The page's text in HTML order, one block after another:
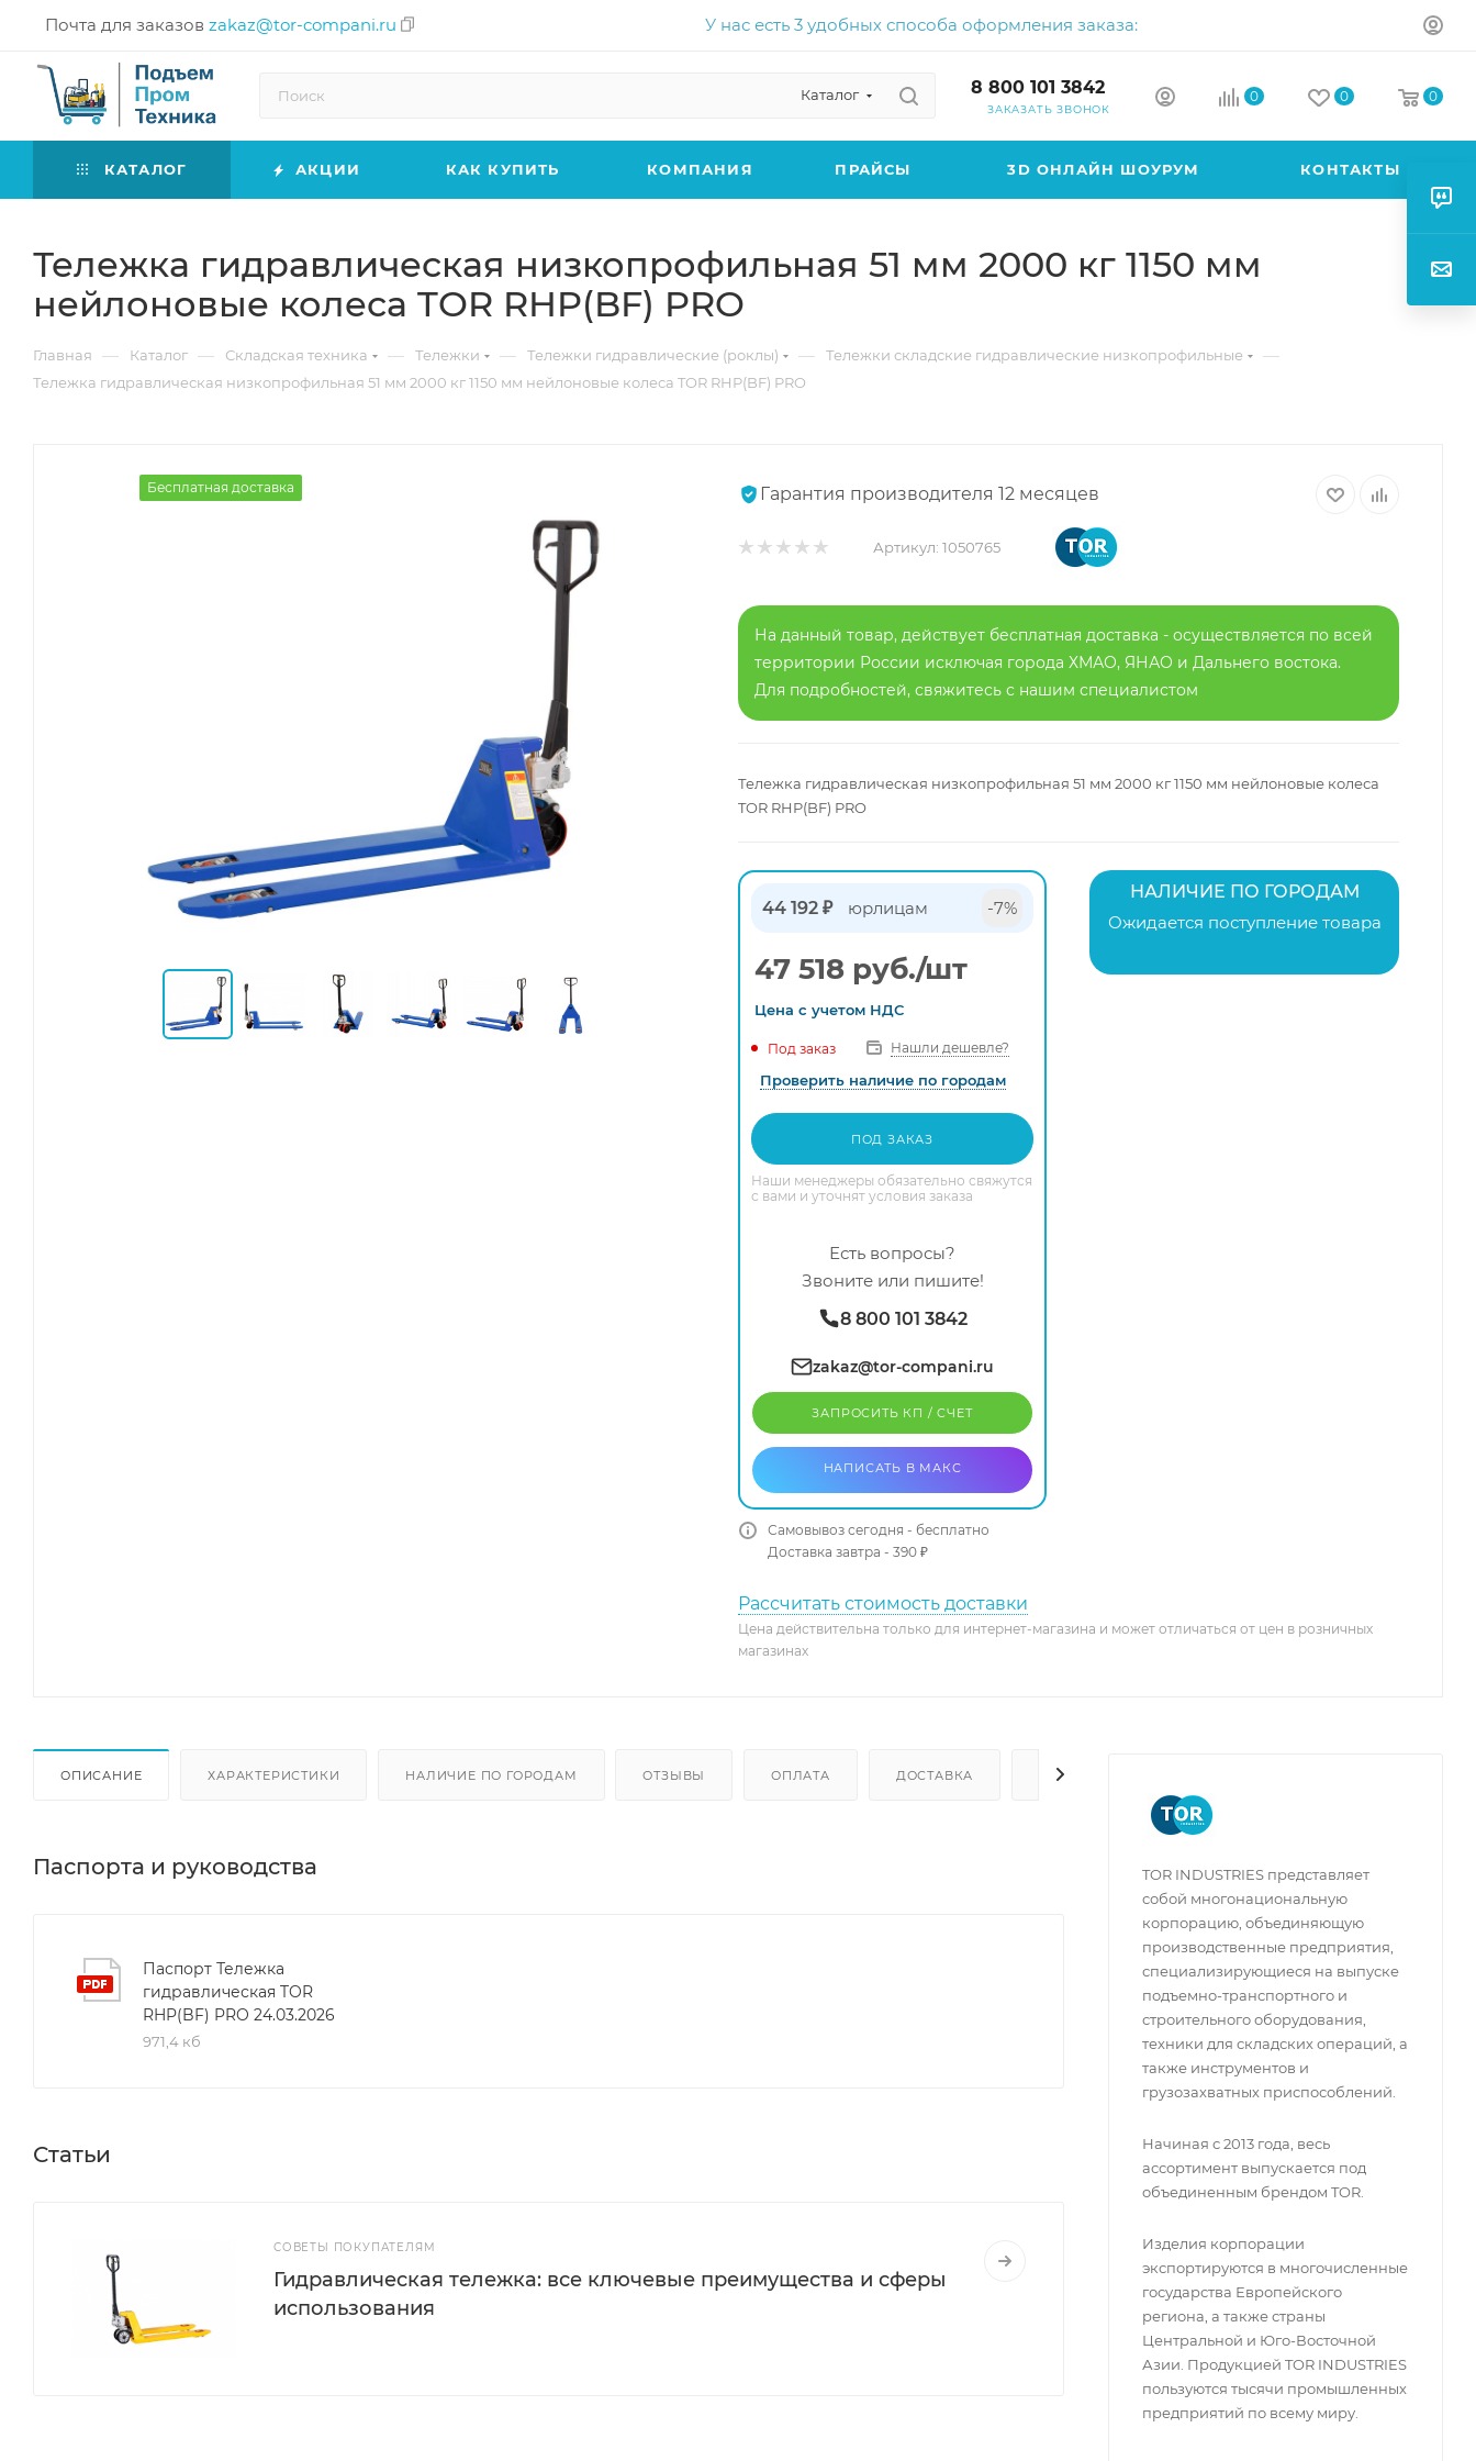
Почта для заказов zakaz@tor-compani.ru У нас есть 3 удобных способа оформления заказа:
Каталог 8 800 101 3842
ЗАКАЗАТЬ ЗВОНОК
0 0 0
КАТАЛОГ АКЦИИ КАК КУПИТЬ КОМПАНИЯ ПРАЙСЫ 3D ОНЛАЙН ШОУРУМ КОНТАКТЫ
Тележка гидравлическая низкопрофильная 51 мм 2000 кг 1150 мм
нейлоновые колеса TOR RHP(BF) PRO
Главная — Каталог — Складская техника — Тележки — Тележки гидравлические (роклы) — Тележки складские гидравлические низкопрофильные —
Тележка гидравлическая низкопрофильная 51 мм 2000 кг 1150 мм нейлоновые колеса TOR RHP(BF) PRO
Бесплатная доставка Гарантия производителя 12 месяцев
Артикул: 1050765
На данный товар, действует бесплатная доставка - осуществляется по всей
территории России исключая города ХМАО, ЯНАО и Дальнего востока.
Для подробностей, свяжитесь с нашим специалистом
Тележка гидравлическая низкопрофильная 51 мм 2000 кг 1150 мм нейлоновые колеса
TOR RHP(BF) PRO
44 192 ₽ юрлицам -7%
47 518 руб./шт
Цена с учетом НДС
Под заказ Нашли дешевле?
Проверить наличие по городам
ПОД ЗАКАЗ
Наши менеджеры обязательно свяжутся
с вами и уточнят условия заказа
Есть вопросы?
Звоните или пишите!
8 800 101 3842
zakaz@tor-compani.ru
ЗАПРОСИТЬ КП / CЧЕТ
НАПИСАТЬ В МАКС
Самовывоз сегодня - бесплатно
Доставка завтра - 390 ₽
НАЛИЧИЕ ПО ГОРОДАМ
Ожидается поступление товара
Рассчитать стоимость доставки
Цена действительна только для интернет-магазина и может отличаться от цен в розничных
магазинах
ОПИСАНИЕ ХАРАКТЕРИСТИКИ НАЛИЧИЕ ПО ГОРОДАМ ОТЗЫВЫ ОПЛАТА ДОСТАВКА ГАРАНТИЯ И СЕРВИС
Паспорта и руководства
Паспорт Тележка
гидравлическая TOR
RHP(BF) PRO 24.03.2026
971,4 кб
Статьи
СОВЕТЫ ПОКУПАТЕЛЯМ
Гидравлическая тележка: все ключевые преимущества и сферы
использования
TOR INDUSTRIES представляет
собой многонациональную
корпорацию, объединяющую
производственные предприятия,
специализирующиеся на выпуске
подъемно-транспортного и
строительного оборудования,
техники для складских операций, а
также инструментов и
грузозахватных приспособлений.
Начиная с 2013 года, весь
ассортимент выпускается под
объединенным брендом TOR.
Изделия корпорации
экспортируются в многочисленные
государства Европейского
региона, а также страны
Центральной и Юго-Восточной
Азии. Продукцией TOR INDUSTRIES
пользуются тысячи промышленных
предприятий по всему миру.